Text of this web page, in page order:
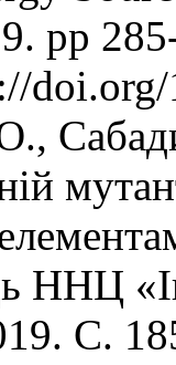
pp
ННЦ
С.